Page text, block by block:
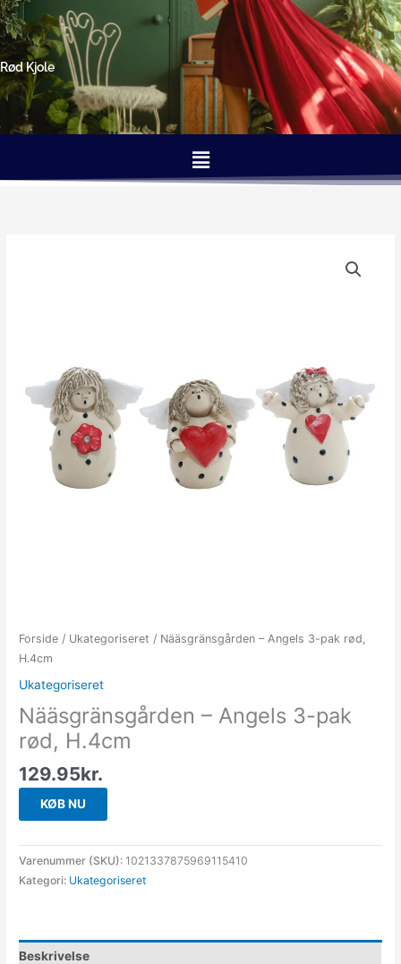
Gå
til
indholdet
Rød Kjole
Menu
Forside / Ukategoriseret / Nääsgränsgården – Angels 3-pak rød,
H.4cm
Ukategoriseret
Nääsgränsgården – Angels 3-pak
rød, H.4cm
129.95kr.
KØB NU
Varenummer (SKU): 1021337875969115410
Kategori: Ukategoriseret
Beskrivelse